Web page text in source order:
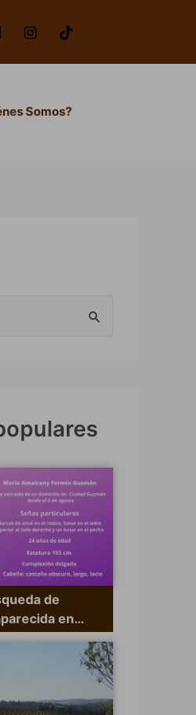
Somos?
de
en…